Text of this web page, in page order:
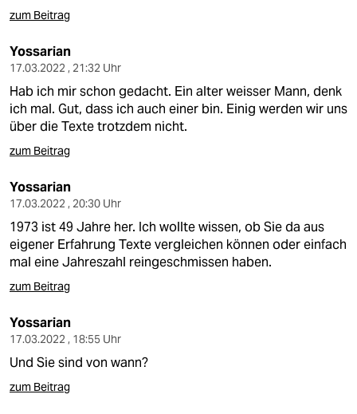
zum Beitrag
Yossarian
17.03.2022 , 21:32 Uhr
Hab ich mir schon gedacht. Ein alter weisser Mann, denk
ich mal. Gut, dass ich auch einer bin. Einig werden wir uns
über die Texte trotzdem nicht.
zum Beitrag
Yossarian
17.03.2022 , 20:30 Uhr
1973 ist 49 Jahre her. Ich wollte wissen, ob Sie da aus
eigener Erfahrung Texte vergleichen können oder einfach
mal eine Jahreszahl reingeschmissen haben.
zum Beitrag
Yossarian
17.03.2022 , 18:55 Uhr
Und Sie sind von wann?
zum Beitrag